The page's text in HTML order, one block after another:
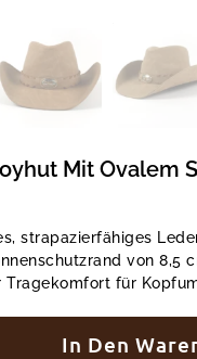
Mit Ovalem
strapazierfähiges
von 8,5
Tragekomfort für
In Den